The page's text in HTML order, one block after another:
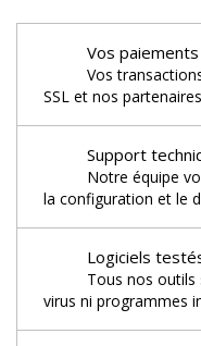
Vos
Vos
SSL et nos
Support
Notre équipe
la configuration et le
Logiciels
Tous nos
virus ni programmes